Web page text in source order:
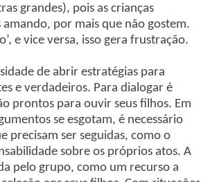
grandes), pois as crianças
amando, por mais que não gostem.
e vice versa, isso gera frustração.
de abrir estratégias para
e verdadeiros. Para dialogar é
prontos para ouvir seus filhos. Em
se esgotam, é necessário
precisam ser seguidas, como o
sobre os próprios atos. A
pelo grupo, como um recurso a